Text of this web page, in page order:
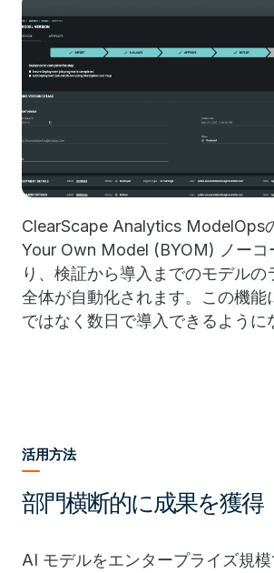
ClearScape Analytics ModelOps
Your Own Model (BYOM) ノーコ
り、検証から導入までのモデルの
全体が自動化されます。この機能
ではなく数日で導入できるように
活用方法
部門横断的に成果を獲得
AI モデルをエンタープライズ規